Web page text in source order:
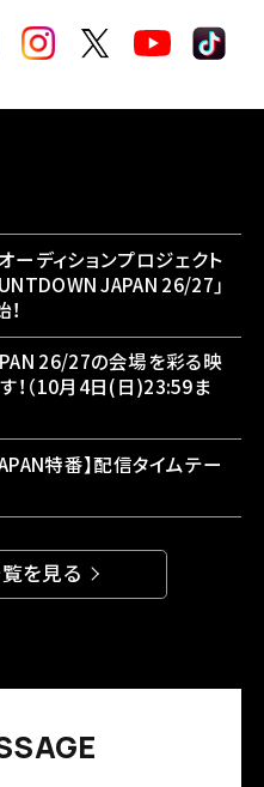
よくある質問
ーディションプロジェクト
JAPAN 26/27」
26/27の会場を彩る映
！（10月4日(日)23:59ま
特番】配信タイムテー
を見る